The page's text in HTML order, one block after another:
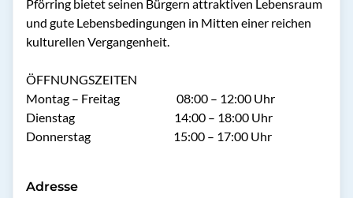
Pförring bietet seinen Bürgern attraktiven Lebensraum
und gute Lebensbedingungen in Mitten einer reichen
kulturellen Vergangenheit.
ÖFFNUNGSZEITEN
Montag – Freitag                        08:00 – 12:00 Uhr
Dienstag                                          14:00 – 18:00 Uhr
Donnerstag                                   15:00 – 17:00 Uhr
Adresse